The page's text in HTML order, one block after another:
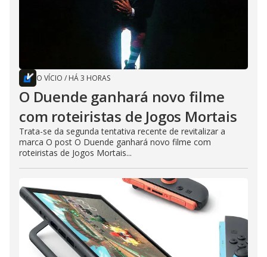
O VÍCIO / HÁ 3 HORAS
O Duende ganhará novo filme
com roteiristas de Jogos Mortais
Trata-se da segunda tentativa recente de revitalizar a
marca O post O Duende ganhará novo filme com
roteiristas de Jogos Mortais...